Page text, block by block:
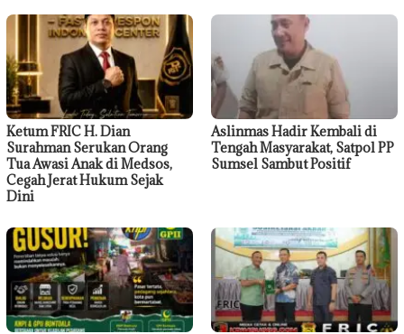
Ketum FRIC H. Dian
Surahman Serukan Orang
Tua Awasi Anak di Medsos,
Cegah Jerat Hukum Sejak
Dini
Aslinmas Hadir Kembali di
Tengah Masyarakat, Satpol PP
Sumsel Sambut Positif